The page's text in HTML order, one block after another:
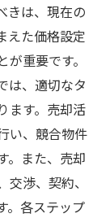
きは、現在の
えた価格設定
重要です。
は、適切なタ
ます。売却活
い、競合物件
。また、売却
渉、契約、
。各ステップ